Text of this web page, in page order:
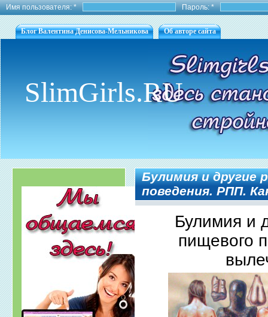
Имя пользователя:* Пароль:*
Блог Валентина Денисова-Мельникова Об авторе сайта
SlimGirls.RU
Булимия и другие
поведения. РПП.
Булимия и
пищевого